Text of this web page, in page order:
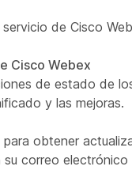
de Cisco
Cisco Webex
de estado de
y las mejoras.
para obtener
correo